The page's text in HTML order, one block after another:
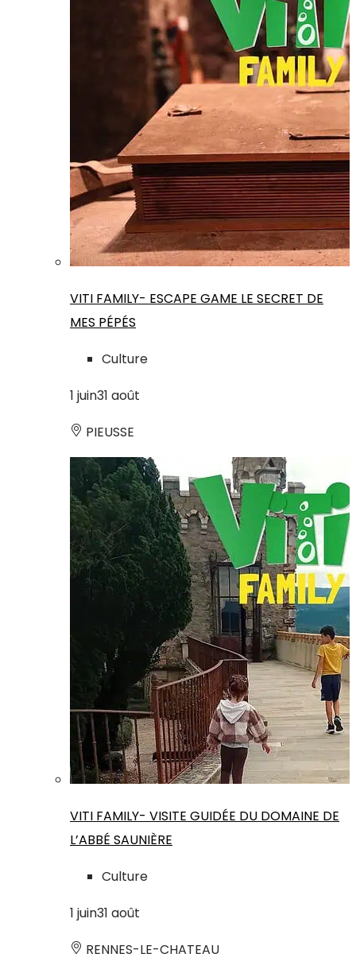
VITI FAMILY- ESCAPE GAME LE SECRET DE
MES PÉPÉS
Culture
1 juin31 août
PIEUSSE
VITI FAMILY- VISITE GUIDÉE DU DOMAINE DE
L’ABBÉ SAUNIÈRE
Culture
1 juin31 août
RENNES-LE-CHATEAU